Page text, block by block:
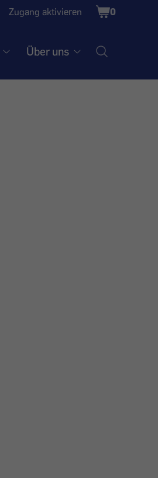
Zugang aktivieren
Shopping
Cart
0
Über uns